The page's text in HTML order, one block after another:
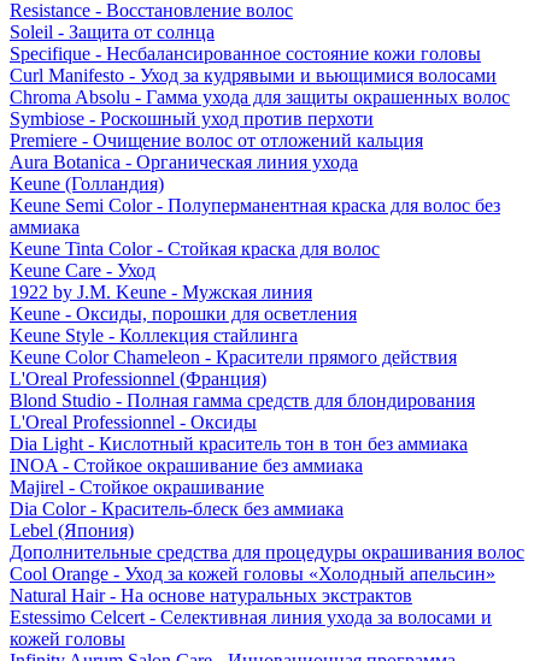
Resistance - Восстановление волос
Soleil - Защита от солнца
Specifique - Несбалансированное состояние кожи головы
Curl Manifesto - Уход за кудрявыми и вьющимися волосами
Chroma Absolu - Гамма ухода для защиты окрашенных волос
Symbiose - Роскошный уход против перхоти
Premiere - Очищение волос от отложений кальция
Aura Botanica - Органическая линия ухода
Keune (Голландия)
Keune Semi Color - Полуперманентная краска для волос без
аммиака
Keune Tinta Color - Стойкая краска для волос
Keune Care - Уход
1922 by J.M. Keune - Мужская линия
Keune - Оксиды, порошки для осветления
Keune Style - Коллекция стайлинга
Keune Color Chameleon - Красители прямого действия
L'Oreal Professionnel (Франция)
Blond Studio - Полная гамма средств для блондирования
L'Oreal Professionnel - Оксиды
Dia Light - Кислотный краситель тон в тон без аммиака
INOA - Стойкое окрашивание без аммиака
Majirel - Стойкое окрашивание
Dia Color - Краситель-блеск без аммиака
Lebel (Япония)
Дополнительные средства для процедуры окрашивания волос
Cool Orange - Уход за кожей головы «Холодный апельсин»
Natural Hair - На основе натуральных экстрактов
Estessimo Celcert - Селективная линия ухода за волосами и
кожей головы